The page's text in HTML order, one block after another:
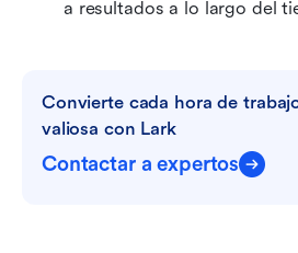
a resultados a lo largo del
Convierte cada hora de
valiosa con Lark
Contactar a expertos